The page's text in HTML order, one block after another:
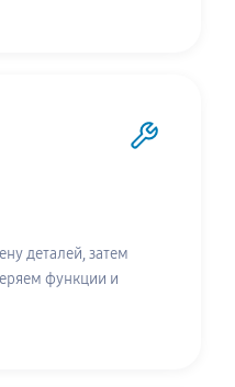
деталей, затем
функции и